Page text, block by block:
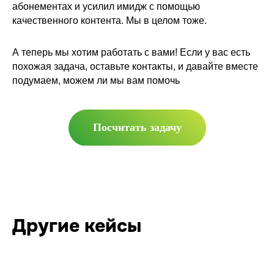
абонементах и усилил имидж с помощью
качественного контента. Мы в целом тоже.
А теперь мы хотим работать с вами! Если у вас есть
похожая задача, оставьте контакты, и давайте вместе
подумаем, можем ли мы вам помочь
Посчитать задачу
Другие кейсы